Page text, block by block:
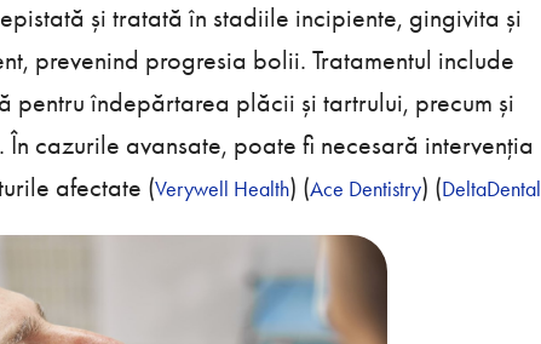
și tratată în stadiile incipiente, gingivita și
prevenind progresia bolii. Tratamentul include
pentru îndepărtarea plăcii și tartrului, precum și
cazurile avansate, poate fi necesară intervenția
afectate​ (Verywell Health)​​ (Ace Dentistry)​ (DeltaDental